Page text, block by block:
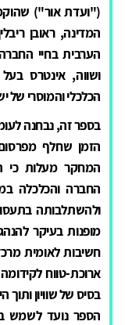
המדינה, ראובן
הערבית בחיי
ושווה, אינטרס
הכלכלי והמוסרי של
בספר זה, נבחנה
הזמן שחלף
המחקר מעלות כי
החברה והכלכלה
ולהשתלבותה
מופנות בעיקר
חשיבות לאומית
ארוכת-טווח
בסיס של שוויון
הספר נועד לשמש